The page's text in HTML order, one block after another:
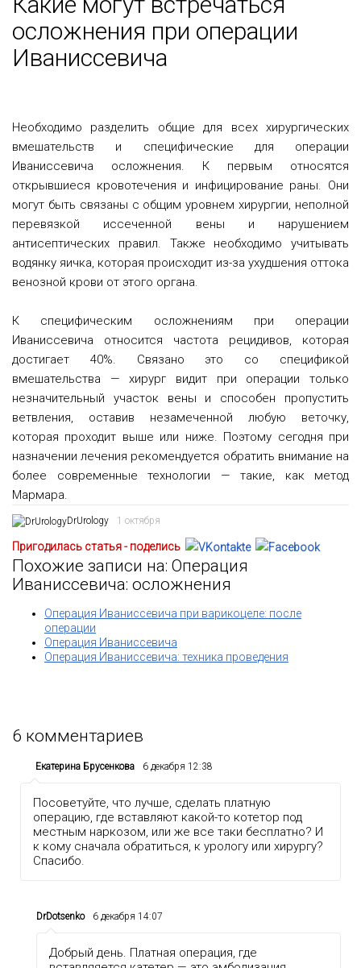
осложнения при операции
Иваниссевича
Необходимо разделить общие для всех хирургических
вмешательств и специфические для операции
Иваниссевича осложнения. К первым относятся
открывшиеся кровотечения и инфицирование раны. Они
могут быть связаны с общим уровнем хирургии, неполной
перевязкой иссеченной вены и нарушением
антисептических правил. Также необходимо учитывать
водянку яичка, которая происходит из-за ухудшения оттока
венозной крови от этого органа.
К специфическим осложнениям при операции
Иваниссевича относится частота рецидивов, которая
достигает 40%. Связано это со спецификой
вмешательства — хирург видит при операции только
незначительный участок вены и способен пропустить
ветвления, оставив незамеченной любую веточку,
которая проходит выше или ниже. Поэтому сегодня при
назначении лечения рекомендуется обратить внимание на
более современные технологии — такие, как метод
Мармара.
DrUrology 1 октября
Пригодилась статья - поделись
Похожие записи на: Операция
Иваниссевича: осложнения
Операция Иваниссевича при варикоцеле: после
операции
Операция Иваниссевича
Операция Иваниссевича: техника проведения
6 комментариев
Екатерина Брусенкова 6 декабря 12:38
Посоветуйте, что лучше, сделать платную
операцию, где вставляют какой-то котетор под
местным наркозом, или же все таки бесплатно? И
к кому сначала обратиться, к урологу или хирургу?
Спасибо.
DrDotsenko 6 декабря 14:07
Добрый день. Платная операция, где